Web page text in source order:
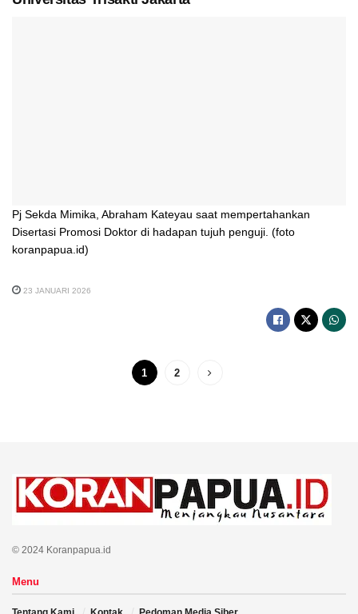
Pj Sekda Mimika, Abraham Kateyau saat mempertahankan
Disertasi Promosi Doktor di hadapan tujuh penguji. (foto
koranpapua.id)
23 JANUARI 2026
1 2
© 2024 Koranpapua.id
Menu